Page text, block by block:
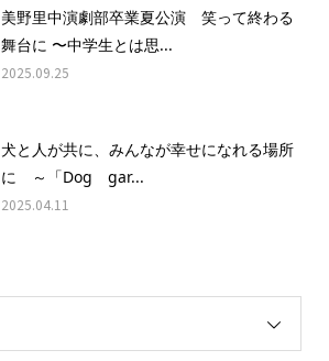
美野里中演劇部卒業夏公演 笑って終わる
舞台に 〜中学生とは思...
2025.09.25
犬と人が共に、みんなが幸せになれる場所
に ～「Dog gar...
2025.04.11